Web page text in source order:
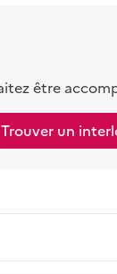
être
Trouver un